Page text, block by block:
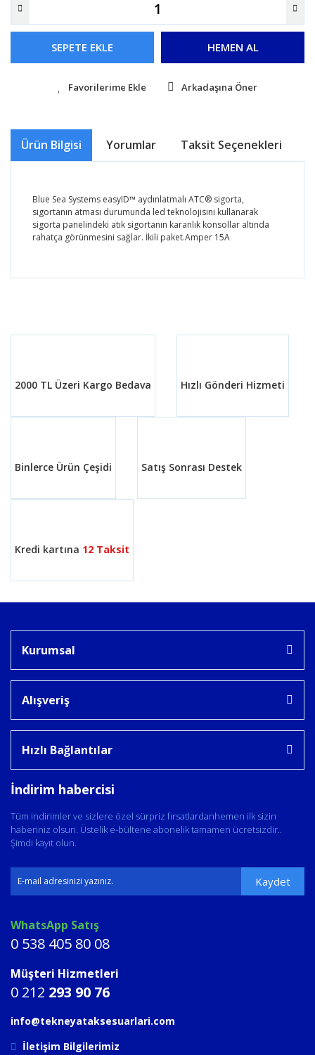
SEPETE EKLE HEMEN AL
Arkadaşına Öner
Ürün Bilgisi Yorumlar Taksit Seçenekleri
Blue Sea Systems easyID™ aydınlatmalı ATC® sigorta,
sigortanın atması durumunda led teknolojisini kullanarak
sigorta panelindeki atık sigortanın karanlık konsollar altında
rahatça görünmesini sağlar. İkili paket.Amper 15A
Yorum Yaz
Ürün bilgilerinde hatalar bulunuyor.
2000 TL Üzeri Kargo Bedava Hızlı Gönderi Hizmeti
Binlerce Ürün Çeşidi Satış Sonrası Destek
Kredi kartına 12 Taksit
Kurumsal
Alışveriş
Hızlı Bağlantılar
İndirim habercisi
Tüm indirimler ve sizlere özel sürpriz fırsatlardanhemen ilk sizin
haberiniz olsun. Üstelik e-bültene abonelik tamamen ücretsizdir..
Şimdi kayıt olun.
Kaydet
WhatsApp Satış
0 538 405 80 08
Müşteri Hizmetleri
0 212 293 90 76
info@tekneyataksesuarlari.com
İletişim Bilgilerimiz